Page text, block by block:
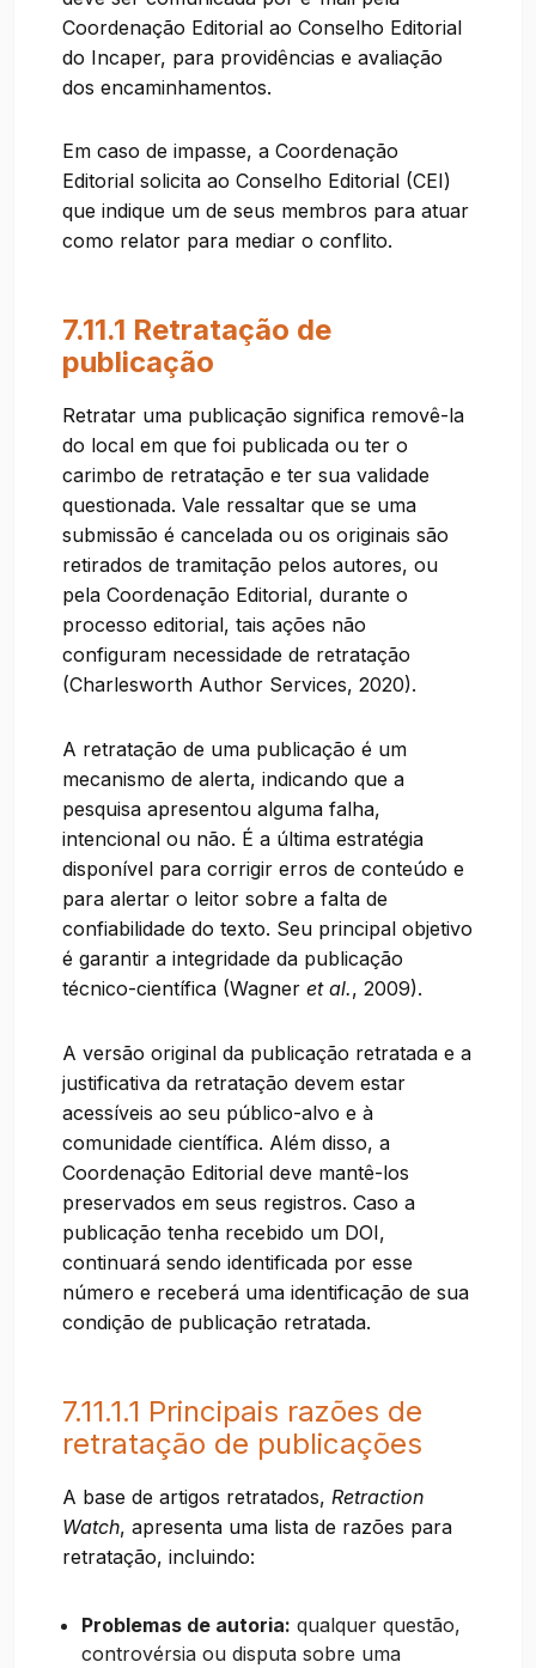
Coordenação Editorial ao Conselho Editorial
do Incaper, para providências e avaliação
dos encaminhamentos.
Em caso de impasse, a Coordenação
Editorial solicita ao Conselho Editorial (CEI)
que indique um de seus membros para atuar
como relator para mediar o conflito.
7.11.1 Retratação de
publicação
Retratar uma publicação significa removê-la
do local em que foi publicada ou ter o
carimbo de retratação e ter sua validade
questionada. Vale ressaltar que se uma
submissão é cancelada ou os originais são
retirados de tramitação pelos autores, ou
pela Coordenação Editorial, durante o
processo editorial, tais ações não
configuram necessidade de retratação
(Charlesworth Author Services, 2020).
A retratação de uma publicação é um
mecanismo de alerta, indicando que a
pesquisa apresentou alguma falha,
intencional ou não. É a última estratégia
disponível para corrigir erros de conteúdo e
para alertar o leitor sobre a falta de
confiabilidade do texto. Seu principal objetivo
é garantir a integridade da publicação
técnico-científica (Wagner et al., 2009).
A versão original da publicação retratada e a
justificativa da retratação devem estar
acessíveis ao seu público-alvo e à
comunidade científica. Além disso, a
Coordenação Editorial deve mantê-los
preservados em seus registros. Caso a
publicação tenha recebido um DOI,
continuará sendo identificada por esse
número e receberá uma identificação de sua
condição de publicação retratada.
7.11.1.1 Principais razões de
retratação de publicações
A base de artigos retratados, Retraction
Watch, apresenta uma lista de razões para
retratação, incluindo:
Problemas de autoria: qualquer questão,
controvérsia ou disputa sobre uma